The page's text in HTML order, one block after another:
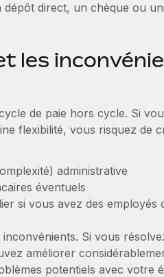
direct, un chèque ou
les
de paie hors cycle. Si
flexibilité, vous risquez de
administrative
éventuels
si vous avez des employés
Si vous
améliorer
potentiels avec votre